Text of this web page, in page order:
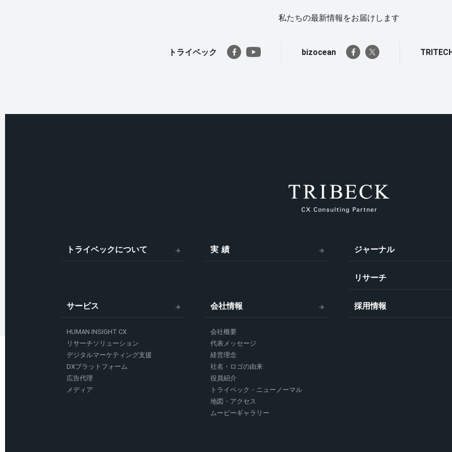
私たちの最新情報をお届けします
トライベック bizocean
トライベックについて
サービス
HUMAN INSIGHT CX
リサーチソリューション
デジタルマーケティング支援
DXプラットフォーム
広告代理
メディア
実績
会社情報
会社概要
代表メッセージ
経営理念
社名・ロゴの由来
役員紹介
トライベック・ニューノーマル
地図・アクセス
ムービーギャラリー
ジャーナル
リサーチ
採用情報